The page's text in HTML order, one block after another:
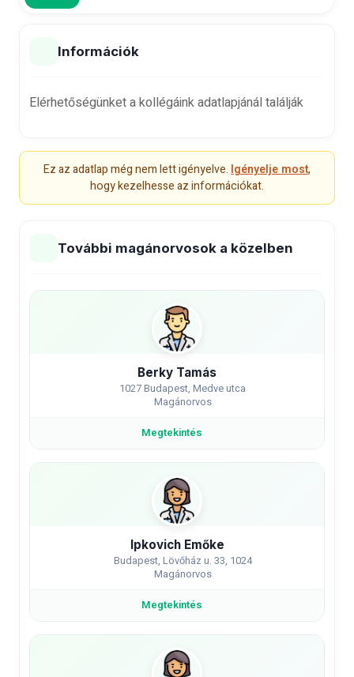
Információk
Elérhetőségünket a kollégáink adatlapjánál találják
Ez az adatlap még nem lett igényelve. Igényelje most,
hogy kezelhesse az információkat.
További magánorvosok a közelben
Berky Tamás
1027 Budapest, Medve utca
Magánorvos
Megtekintés
Ipkovich Emőke
Budapest, Lövőház u. 33, 1024
Magánorvos
Megtekintés